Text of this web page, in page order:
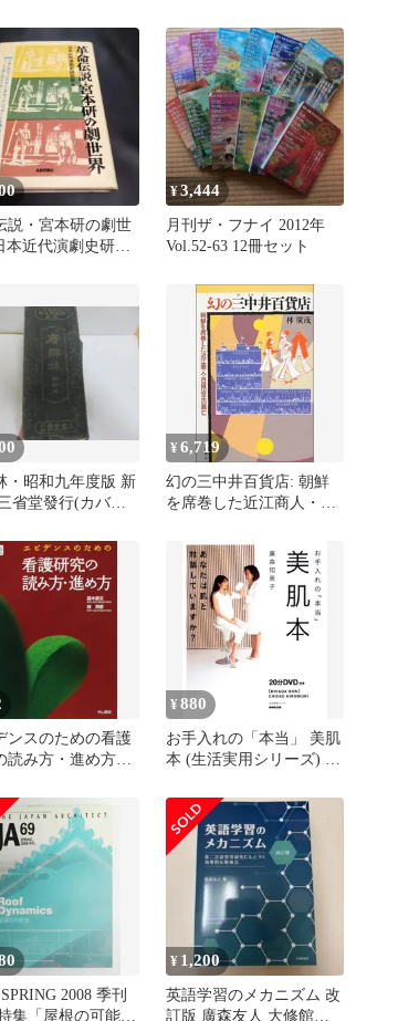
説・宮本研の劇世
本近代演劇史研究
¥3,444
月刊ザ・フナイ 2012年
Vol.52-63 12冊セット
・昭和九年度版 新
省堂發行(カバー
¥6,719
幻の三中井百貨店: 朝鮮
を席巻した近江商人・百
ンスのための看護
読み方・進め方
; 林 邦彦
¥880
お手入れの「本当」 美肌
本 (生活実用シリーズ) 廣
2008 季刊
集「屋根の可能
¥ 1,200
英語学習のメカニズム 改
訂版 廣森友人 大修館書